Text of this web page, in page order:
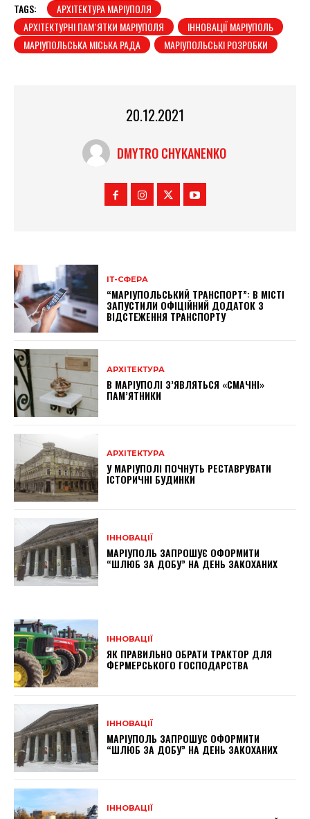
TAGS:
АРХІТЕКТУРА МАРІУПОЛЯ
АРХІТЕКТУРНІ ПАМ`ЯТКИ МАРІУПОЛЯ
ІННОВАЦІЇ МАРІУПОЛЬ
МАРІУПОЛЬСЬКА МІСЬКА РАДА
МАРІУПОЛЬСЬКІ РОЗРОБКИ
20.12.2021
DMYTRO CHYKANENKO
ІТ-СФЕРА
“МАРІУПОЛЬСЬКИЙ ТРАНСПОРТ”: В МІСТІ
ЗАПУСТИЛИ ОФІЦІЙНИЙ ДОДАТОК З
ВІДСТЕЖЕННЯ ТРАНСПОРТУ
АРХІТЕКТУРА
В МАРІУПОЛІ З’ЯВЛЯТЬСЯ «СМАЧНІ»
ПАМ’ЯТНИКИ
АРХІТЕКТУРА
У МАРІУПОЛІ ПОЧНУТЬ РЕСТАВРУВАТИ
ІСТОРИЧНІ БУДИНКИ
ІННОВАЦІЇ
МАРІУПОЛЬ ЗАПРОШУЄ ОФОРМИТИ
“ШЛЮБ ЗА ДОБУ” НА ДЕНЬ ЗАКОХАНИХ
ІННОВАЦІЇ
ЯК ПРАВИЛЬНО ОБРАТИ ТРАКТОР ДЛЯ
ФЕРМЕРСЬКОГО ГОСПОДАРСТВА
ІННОВАЦІЇ
МАРІУПОЛЬ ЗАПРОШУЄ ОФОРМИТИ
“ШЛЮБ ЗА ДОБУ” НА ДЕНЬ ЗАКОХАНИХ
ІННОВАЦІЇ